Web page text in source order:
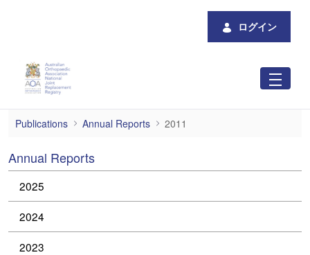
ログイン
2011
Publications Annual Reports 2011
Annual Reports
2025
2024
2023